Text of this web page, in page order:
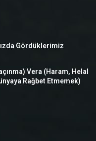
Gördüklerimiz
Vera (Haram, Helal
Rağbet Etmemek)